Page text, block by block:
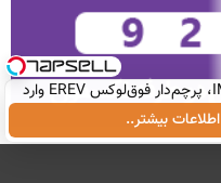
رونمایی از IM LS9، پرچم‌دار فوق‌لوکس EREV وارد
بازار ایران شد
اطلاعات بیشتر..